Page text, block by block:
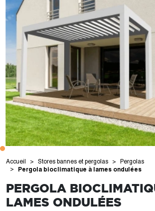
Accueil Stores bannes et pergolas Pergolas
Pergola bioclimatique à lames ondulées
PERGOLA
LAMES ONDULÉES